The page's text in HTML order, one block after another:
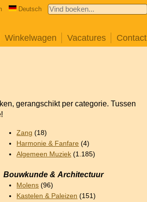
Deutsch
Winkelwagen Vacatures Contact
gerangschikt per categorie. Tussen
Zang (18)
Harmonie & Fanfare (4)
Algemeen Muziek (1.185)
Bouwkunde & Architectuur
Molens (96)
Kastelen & Paleizen (151)